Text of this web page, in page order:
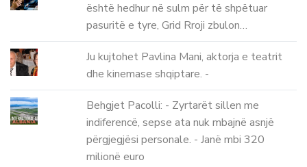
është hedhur në sulm për të shpëtuar
pasuritë e tyre, Grid Rroji zbulon…
Ju kujtohet Pavlina Mani, aktorja e teatrit
dhe kinemase shqiptare. -
Behgjet Pacolli: - Zyrtarët sillen me
indiferencë, sepse ata nuk mbajnë asnjë
përgjegjësi personale. - Janë mbi 320
milionë euro